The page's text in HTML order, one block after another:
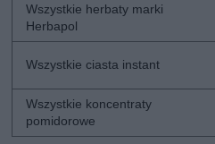
Wszystkie herbaty marki
Herbapol
Wszystkie ciasta instant
Wszystkie koncentraty
pomidorowe